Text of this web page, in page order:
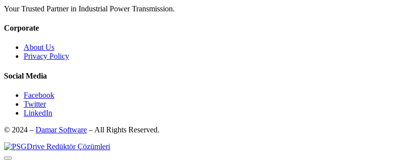
Your Trusted Partner in Industrial Power Transmission.
Corporate
About Us
Privacy Policy
Social Media
Facebook
Twitter
LinkedIn
© 2024 – Damar Software – All Rights Reserved.